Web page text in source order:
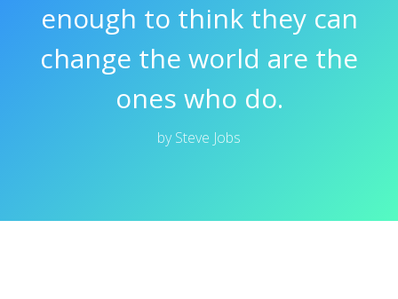
enough to think they can
change the world are the
ones who do.
by Steve Jobs